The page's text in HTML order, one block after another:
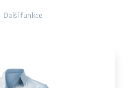
Další funkce